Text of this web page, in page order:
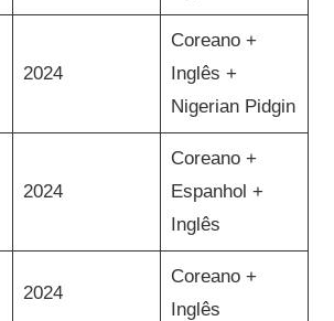
2024
Coreano +
Inglês +
Nigerian Pidgin
2024
Coreano +
Espanhol +
Inglês
2024
Coreano +
Inglês